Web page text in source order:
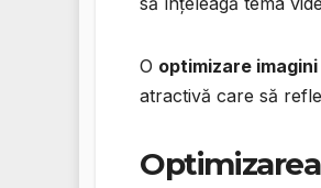
O optimizare imagini
atractivă care să